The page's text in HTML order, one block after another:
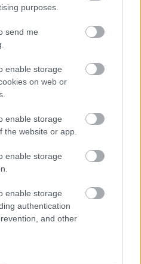
purposes.
send me
enable storage
on web or
enable storage
the website or app.
enable storage
enable storage
authentication
and other
és elfogadom az
adatvédelmi
is szakirányú
erősít a Gál Ferenc